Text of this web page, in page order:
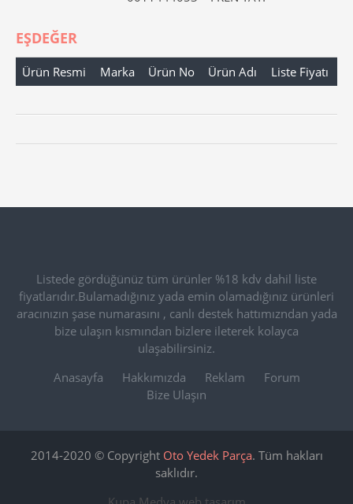
EŞDEĞER
Ürün Resmi Marka Ürün No Ürün Adı Liste Fiyatı
Listede gördüğünüz tüm ürünler %18 kdv dahil liste
fiyatlarıdır.Bulamadığınız yada emin olamadığınız ürünleri
aracınızın şase numarasını , canlı destek hattımızndan yada
bize ulaşın kısmından bizlere ileterek kolayca
ulaşabilirsiniz.
Anasayfa
Hakkımızda Reklam
Forum
Bize Ulaşın
2014-2020 © Copyright Oto Yedek Parça. Tüm hakları
saklıdır.